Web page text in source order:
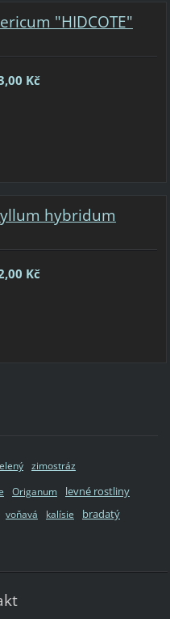
"HIDCOTE"
Kč
hybridum
Kč
zimostráz
Origanum levné rostliny
voňavá kalísie
bradatý